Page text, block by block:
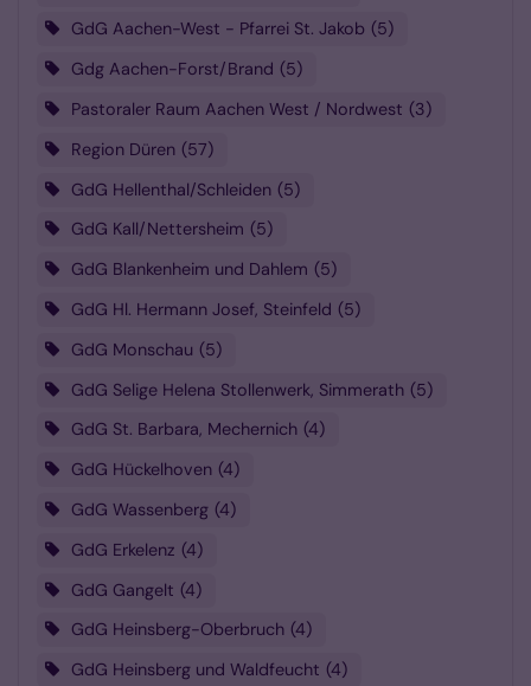
GdG Aachen-West - Pfarrei St. Jakob
5
Gdg Aachen-Forst/Brand 5
Pastoraler Raum Aachen West / Nordwest 3
Region Düren 57
GdG Hellenthal/Schleiden 5
GdG Kall/Nettersheim
5
GdG Blankenheim und Dahlem 5
GdG Hl. Hermann Josef, Steinfeld 5
GdG Monschau 5
GdG Selige Helena Stollenwerk, Simmerath 5
GdG St. Barbara, Mechernich 4
GdG Hückelhoven 4
GdG Wassenberg 4
GdG Erkelenz 4
GdG Gangelt 4
GdG Heinsberg-Oberbruch 4
GdG Heinsberg und Waldfeucht 4